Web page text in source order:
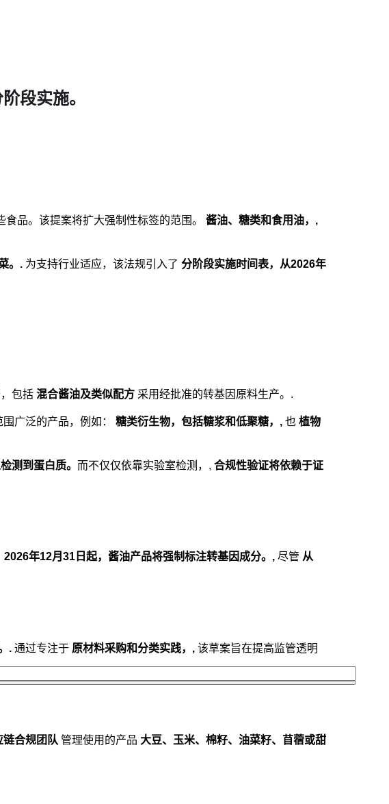
段实施。
食品。该提案将扩大强制性标签的范围。 酱油、糖类和食用油，,
。. 为支持行业适应，该法规引入了 分阶段实施时间表，从2026年
包括 混合酱油及类似配方 采用经批准的转基因原料生产。.
围广泛的产品，例如： 糖类衍生物，包括糖浆和低聚糖，, 也 植物
测到蛋白质。 而不仅仅依靠实验室检测，, 合规性验证将依赖于证
2026年12月31日起，酱油产品将强制标注转基因成分。, 尽管 从
. 通过专注于 原材料采购和分类实践，, 该草案旨在提高监管透明
合规团队 管理使用的产品 大豆、玉米、棉籽、油菜籽、苜蓿或甜